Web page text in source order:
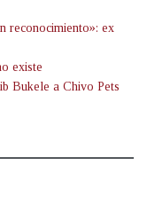
reconocimiento»: ex
existe
Bukele a Chivo Pets